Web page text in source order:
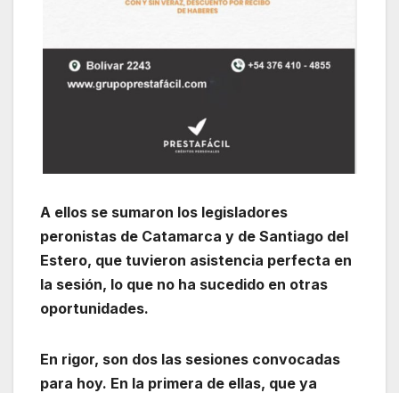
A ellos se sumaron los legisladores
peronistas de Catamarca y de Santiago del
Estero, que tuvieron asistencia perfecta en
la sesión, lo que no ha sucedido en otras
oportunidades.
En rigor, son dos las sesiones convocadas
para hoy. En la primera de ellas, que ya